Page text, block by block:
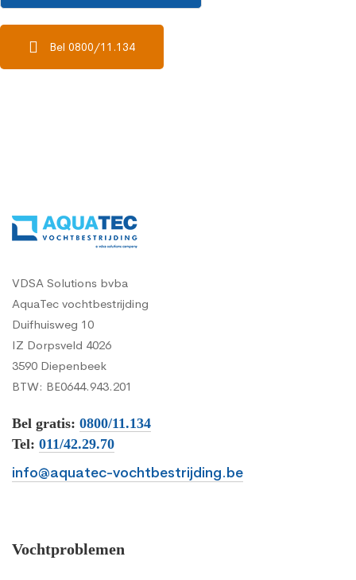
Bel 0800/11.134
VDSA Solutions bvba
AquaTec vochtbestrijding
Duifhuisweg 10
IZ Dorpsveld 4026
3590 Diepenbeek
BTW: BE0644.943.201
Bel gratis: 0800/11.134
Tel: 011/42.29.70
info@aquatec-vochtbestrijding.be
Vochtproblemen